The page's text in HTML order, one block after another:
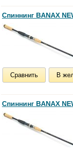
Спиннинг BANAX
Сравнить В
Спиннинг BANAX